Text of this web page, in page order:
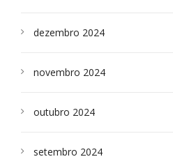
dezembro 2024
novembro 2024
outubro 2024
setembro 2024